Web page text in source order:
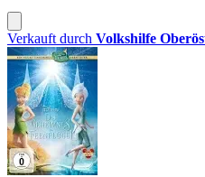
Verkauft durch Volkshilfe